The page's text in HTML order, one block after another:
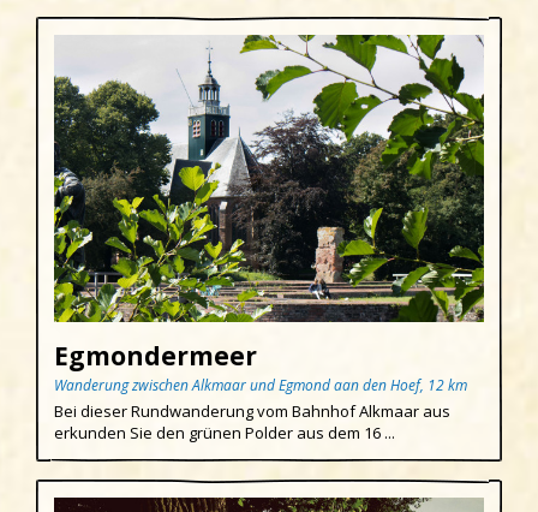
Egmondermeer
Wanderung zwischen Alkmaar und Egmond aan den Hoef, 12 km
Bei dieser Rundwanderung vom Bahnhof Alkmaar aus
erkunden Sie den grünen Polder aus dem 16 ...